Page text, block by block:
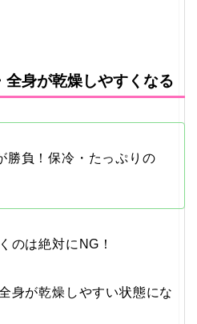
全身が乾燥しやすくなる
勝負！保冷・たっぷりの
のは絶対にNG！
身が乾燥しやすい状態にな